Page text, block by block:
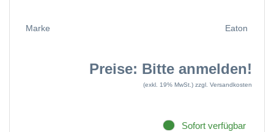
Marke Eaton
Preise: Bitte anmelden!
(exkl. 19% MwSt.) zzgl. Versandkosten
Sofort verfügbar